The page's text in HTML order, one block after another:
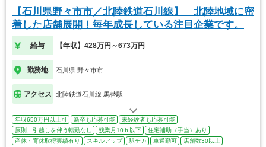
【石川県野々市市／北陸鉄道石川線】 北陸地域に密
着した店舗展開！毎年成長している注目企業です。
給与 【年収】428万円～673万円
勤務地 石川県 野々市市
アクセス 北陸鉄道石川線 馬替駅
年収650万円以上可 新卒も応募可能
未経験者も応募可能
原則、引越しを伴う転勤なし
残業月10ｈ以下
住宅補助（手当）あり
産休・育休取得実績有り
スキルアップ 駅チカ 車通勤可
店舗数30以上